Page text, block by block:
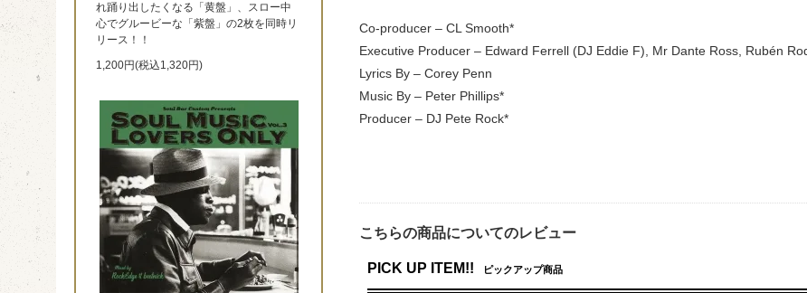
Co-producer – CL Smooth*
Executive Producer – Edward Ferrell (DJ Eddie F), Mr Dante Ross, Rubén
Lyrics By – Corey Penn
Music By – Peter Phillips*
Producer – DJ Pete Rock*
こちらの商品についてのレビュー
PICK UP ITEM!! ピックアップ商品
れ踊り出したくなる「黄盤」、スロー中
心でグルービーな「紫盤」の2枚を同時リ
リース！！
1,200円(税込1,320円)